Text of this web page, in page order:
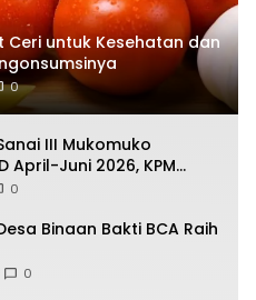
untuk Kesehatan dan
0
III Mukomuko
April-Juni 2026, KPM
0
Binaan Bakti BCA Raih
0